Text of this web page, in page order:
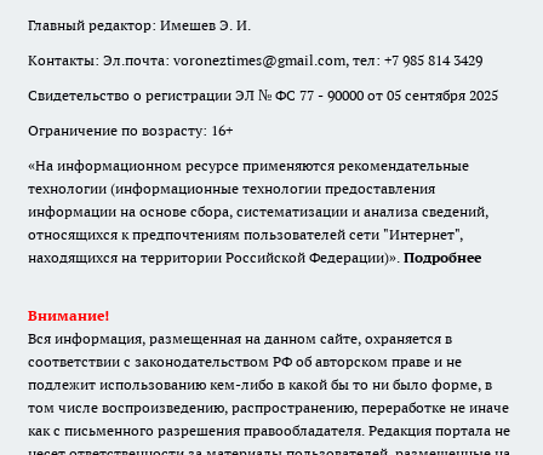
Главный редактор: Имешев Э. И.
Контакты: Эл.почта: voroneztimes@gmail.com, тел: +7 985 814 3429
Свидетельство о регистрации ЭЛ № ФС 77 - 90000 от 05 сентября 2025
Ограничение по возрасту: 16+
«На информационном ресурсе применяются рекомендательные
технологии (информационные технологии предоставления
информации на основе сбора, систематизации и анализа сведений,
относящихся к предпочтениям пользователей сети "Интернет",
находящихся на территории Российской Федерации)». Подробнее
Внимание!
Вся информация, размещенная на данном сайте, охраняется в
соответствии с законодательством РФ об авторском праве и не
подлежит использованию кем-либо в какой бы то ни было форме, в
том числе воспроизведению, распространению, переработке не иначе
как с письменного разрешения правообладателя. Редакция портала не